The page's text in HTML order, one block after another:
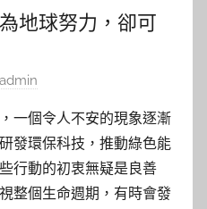
地球努力，卻可
admin
一個令人不安的現象逐漸
發環保科技，推動綠色能
行動的初衷無疑是良善
整個生命週期，有時會發